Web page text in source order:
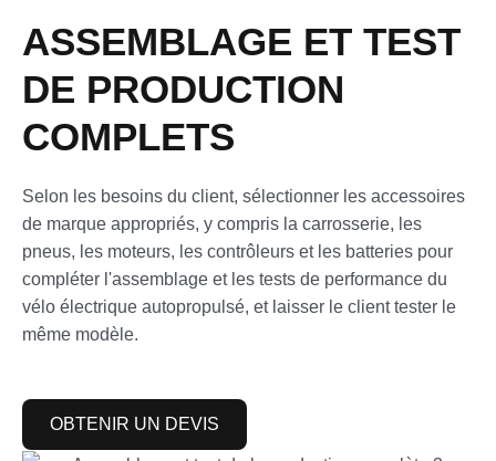
ASSEMBLAGE ET TEST
DE PRODUCTION
COMPLETS
Selon les besoins du client, sélectionner les accessoires
de marque appropriés, y compris la carrosserie, les
pneus, les moteurs, les contrôleurs et les batteries pour
compléter l'assemblage et les tests de performance du
vélo électrique autopropulsé, et laisser le client tester le
même modèle.
OBTENIR UN DEVIS